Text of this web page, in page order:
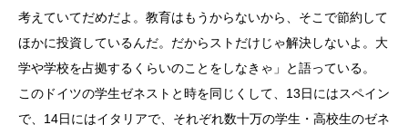
考えていてだめだよ。教育はもうからないから、そこで節約して
ほかに投資しているんだ。だからストだけじゃ解決しないよ。大
学や学校を占拠するくらいのことをしなきゃ」と語っている。
このドイツの学生ゼネストと時を同じくして、13日にはスペイン
で、14日にはイタリアで、それぞれ数十万の学生・高校生のゼネ